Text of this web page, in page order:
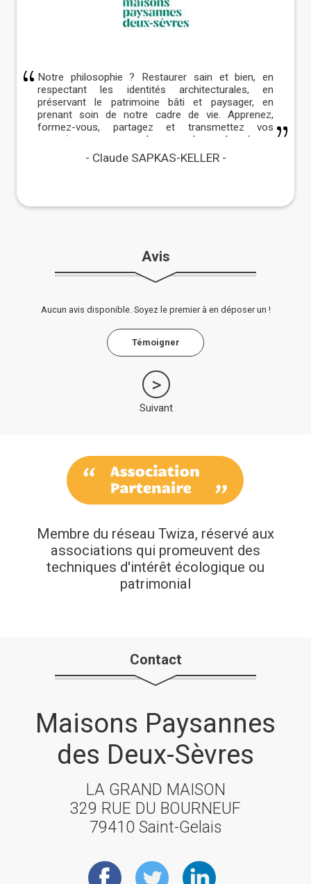
Notre philosophie ? Restaurer sain et bien, en
respectant les identités architecturales, en
préservant le patrimoine bâti et paysager, en
prenant soin de notre cadre de vie. Apprenez,
formez-vous, partagez et transmettez vos
connaissances avec les membres du réseau
Maisons Paysannes !Claude SAPKAS-KELLER
Avis
Aucun avis disponible. Soyez le premier à en déposer un !
Témoigner
Suivant
Membre du réseau Twiza, réservé aux
associations qui promeuvent des
techniques d'intérêt écologique ou
patrimonial
Contact
Maisons Paysannes
des Deux-Sèvres
LA GRAND MAISON
329 RUE DU BOURNEUF
79410 Saint-Gelais